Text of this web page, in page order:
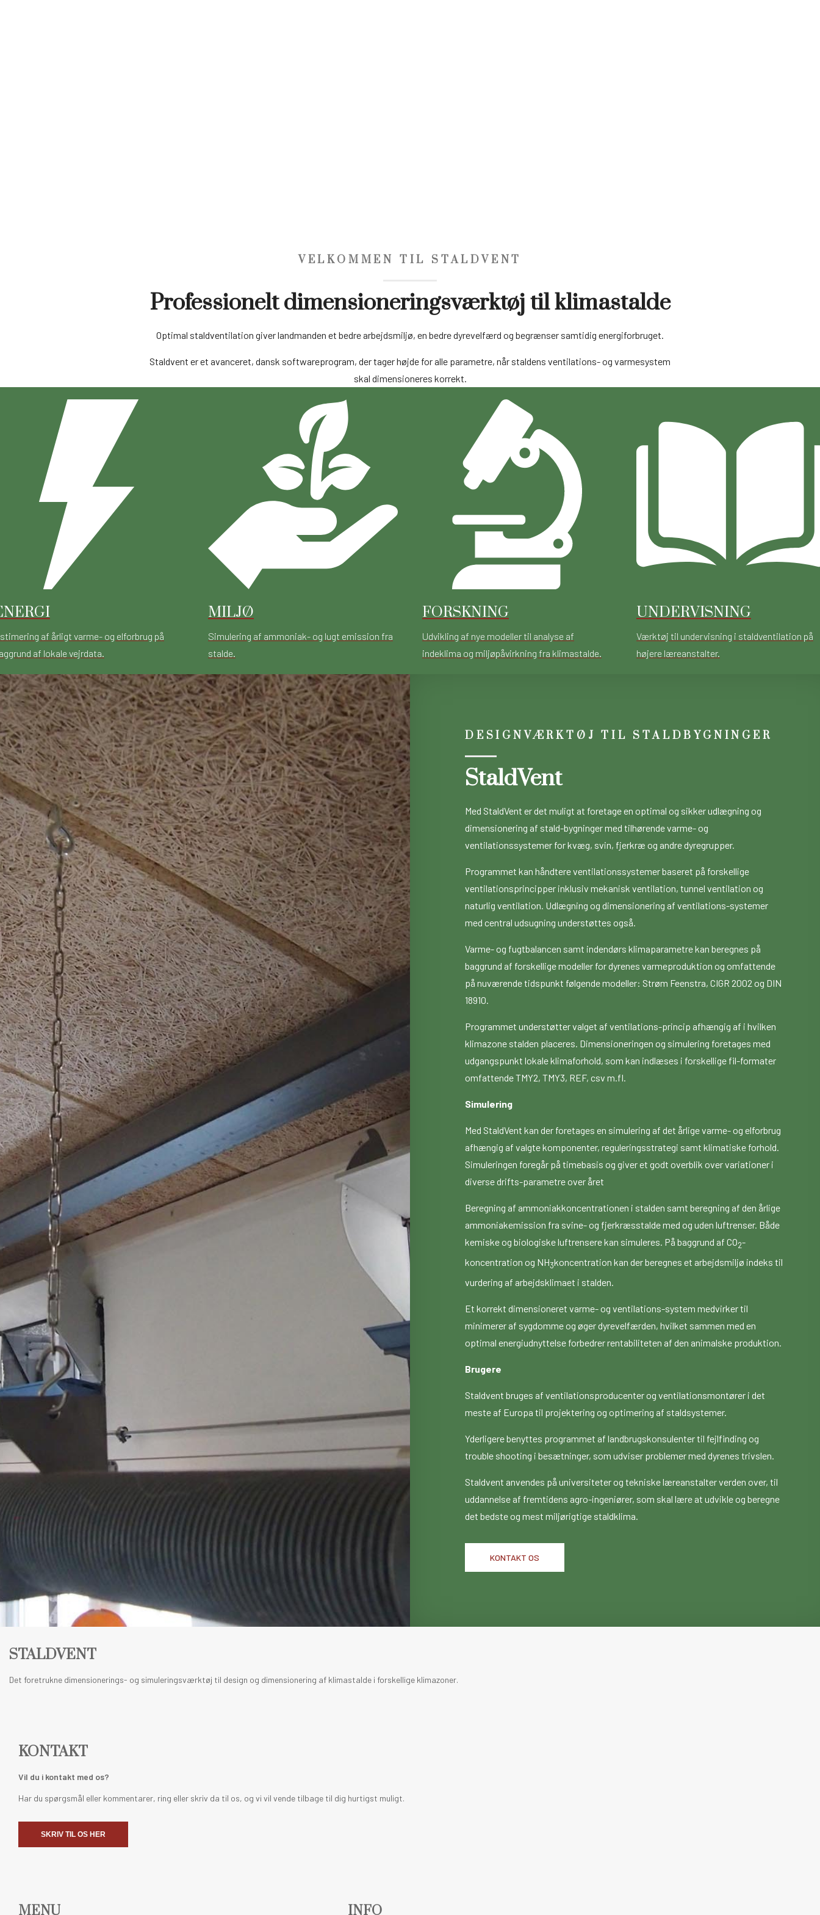
VELKOMMEN TIL STALDVENT
Professionelt dimensioneringsværktøj til klimastalde
Optimal staldventilation giver landmanden et bedre arbejdsmiljø, en bedre dyrevelfærd og begrænser samtidig energiforbruget.
Staldvent er et avanceret, dansk softwareprogram, der tager højde for alle parametre, når staldens ventilations- og varmesystem
skal dimensioneres korrekt.
af årligt varme- og elforbrug på
af lokale vejrdata.
MILJØ
Simulering af ammoniak- og lugt emission fra
stalde.
FORSKNING
Udvikling af nye modeller til analyse af
indeklima og miljøpåvirkning fra klimastalde.
UNDERVISNING
Værktøj til undervisning i staldventilation på
højere læreanstalter.
DESIGNVÆRKTØJ TIL STALDBYGNINGER
StaldVent
Med StaldVent er det muligt at foretage en optimal og sikker udlægning og
dimensionering af stald-bygninger med tilhørende varme- og
ventilationssystemer for kvæg, svin, fjerkræ og andre dyregrupper.
Programmet kan håndtere ventilationssystemer baseret på forskellige
ventilationsprincipper inklusiv mekanisk ventilation, tunnel ventilation og
naturlig ventilation. Udlægning og dimensionering af ventilations-systemer
med central udsugning understøttes også.
Varme- og fugtbalancen samt indendørs klimaparametre kan beregnes på
baggrund af forskellige modeller for dyrenes varmeproduktion og omfattende
på nuværende tidspunkt følgende modeller: Strøm Feenstra, CIGR 2002 og DIN
18910.
Programmet understøtter valget af ventilations-princip afhængig af i hvilken
klimazone stalden placeres. Dimensioneringen og simulering foretages med
udgangspunkt lokale klimaforhold, som kan indlæses i forskellige fil-formater
omfattende TMY2, TMY3, REF, csv m.fl.
Simulering
Med StaldVent kan der foretages en simulering af det årlige varme- og elforbrug
afhængig af valgte komponenter, reguleringsstrategi samt klimatiske forhold.
Simuleringen foregår på timebasis og giver et godt overblik over variationer i
diverse drifts-parametre over året
Beregning af ammoniakkoncentrationen i stalden samt beregning af den årlige
ammoniakemission fra svine- og fjerkræsstalde med og uden luftrenser. Både
kemiske og biologiske luftrensere kan simuleres. På baggrund af CO2-
koncentration og NH3koncentration kan der beregnes et arbejdsmiljø indeks til
vurdering af arbejdsklimaet i stalden.
Et korrekt dimensioneret varme- og ventilations-system medvirker til
minimerer af sygdomme og øger dyrevelfærden, hvilket sammen med en
optimal energiudnyttelse forbedrer rentabiliteten af den animalske produktion.
Brugere
Staldvent bruges af ventilationsproducenter og ventilationsmontører i det
meste af Europa til projektering og optimering af staldsystemer.
Yderligere benyttes programmet af landbrugskonsulenter til fejlfinding og
trouble shooting i besætninger, som udviser problemer med dyrenes trivslen.
Staldvent anvendes på universiteter og tekniske læreanstalter verden over, til
uddannelse af fremtidens agro-ingeniører, som skal lære at udvikle og beregne
det bedste og mest miljørigtige staldklima.
KONTAKT OS
STALDVENT
Det foretrukne dimensionerings- og simuleringsværktøj til design og dimensionering af klimastalde i forskellige klimazoner.
KONTAKT
Vil du i kontakt med os?
Har du spørgsmål eller kommentarer, ring eller skriv da til os, og vi vil vende tilbage til dig hurtigst muligt.
SKRIV TIL OS HER
MENU INFO